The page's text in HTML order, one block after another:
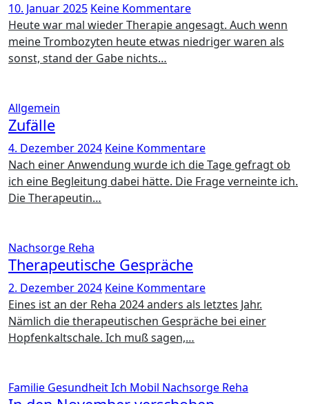
10. Januar 2025 Keine Kommentare
Heute war mal wieder Therapie angesagt. Auch wenn
meine Trombozyten heute etwas niedriger waren als
sonst, stand der Gabe nichts…
Allgemein
Zufälle
4. Dezember 2024 Keine Kommentare
Nach einer Anwendung wurde ich die Tage gefragt ob
ich eine Begleitung dabei hätte. Die Frage verneinte ich.
Die Therapeutin…
Nachsorge Reha
Therapeutische Gespräche
2. Dezember 2024 Keine Kommentare
Eines ist an der Reha 2024 anders als letztes Jahr.
Nämlich die therapeutischen Gespräche bei einer
Hopfenkaltschale. Ich muß sagen,…
Familie GesundheitIch Mobil Nachsorge Reha